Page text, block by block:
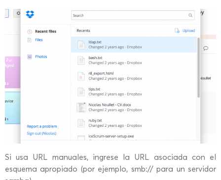
Si usa URL manuales, ingrese la URL asociada con el
esquema apropiado (por ejemplo, smb:// para un servidor